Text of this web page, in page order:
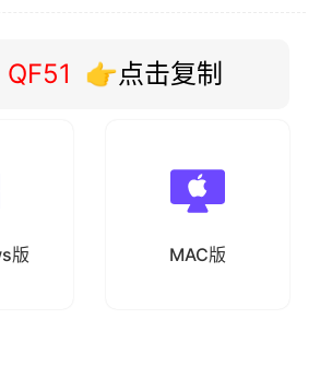
QF51 👉点击复制
版 MAC版